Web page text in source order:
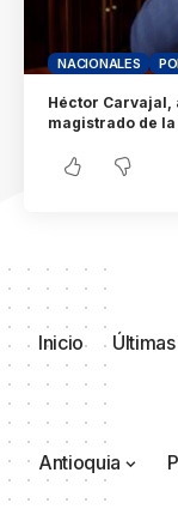
NACIONALES
Héctor Carvajal,
magistrado de
Inicio
Antioquia